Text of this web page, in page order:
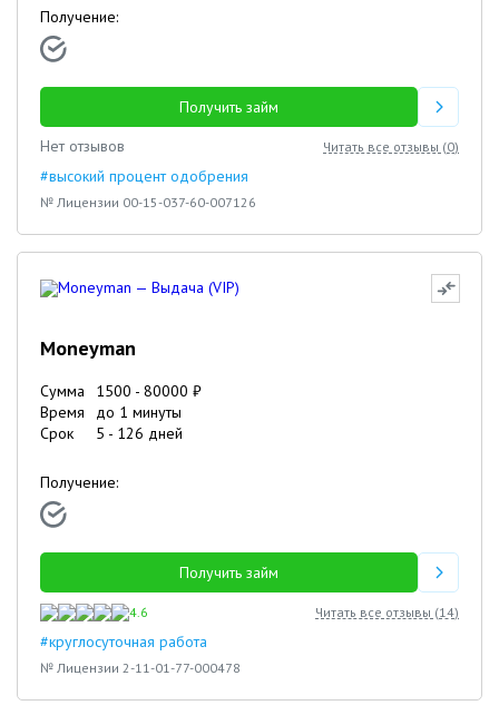
Получение:
Получить займ
Нет отзывов
Читать все отзывы (0)
#высокий процент одобрения
№ Лицензии 00-15-037-60-007126
Moneyman
Сумма 1500 - 80000 ₽
Время
до 1 минуты
Срок
5 - 126 дней
Получение:
Получить займ
4.6 Читать все отзывы (14)
#круглосуточная работа
№ Лицензии 2-11-01-77-000478